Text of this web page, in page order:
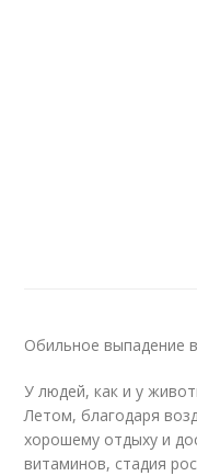
Обильное выпадение
У людей, как и у
Летом, благодаря
хорошему отдыху и
витаминов, стадия